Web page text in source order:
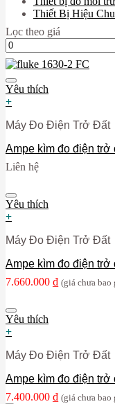
Thiết Bị Hiệu
Lọc theo giá
Giá
thấp
nhất
Yêu thích
+
Máy Đo Điện Trở Đất
Ampe kìm đo điện trở
Liên hệ
Yêu thích
+
Máy Đo Điện Trở Đất
Ampe kìm đo điện trở
7.660.000 ₫ (giá chưa bao
Yêu thích
+
Máy Đo Điện Trở Đất
Ampe kìm đo điện trở
7.400.000 ₫ (giá chưa bao